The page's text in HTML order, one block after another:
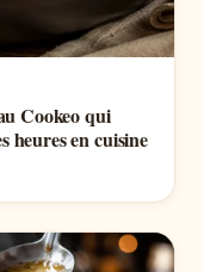
Cookeo qui
heures en cuisine